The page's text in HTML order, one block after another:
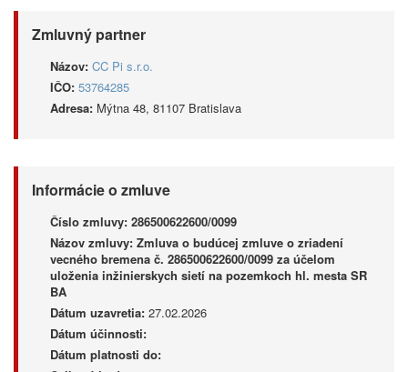
Zmluvný partner
Názov: CC Pi s.r.o.
IČO: 53764285
Adresa: Mýtna 48, 81107 Bratislava
Informácie o zmluve
Číslo zmluvy: 286500622600/0099
Názov zmluvy: Zmluva o budúcej zmluve o zriadení
vecného bremena č. 286500622600/0099 za účelom
uloženia inžinierskych sietí na pozemkoch hl. mesta SR
BA
Dátum uzavretia: 27.02.2026
Dátum účinnosti:
Dátum platnosti do: